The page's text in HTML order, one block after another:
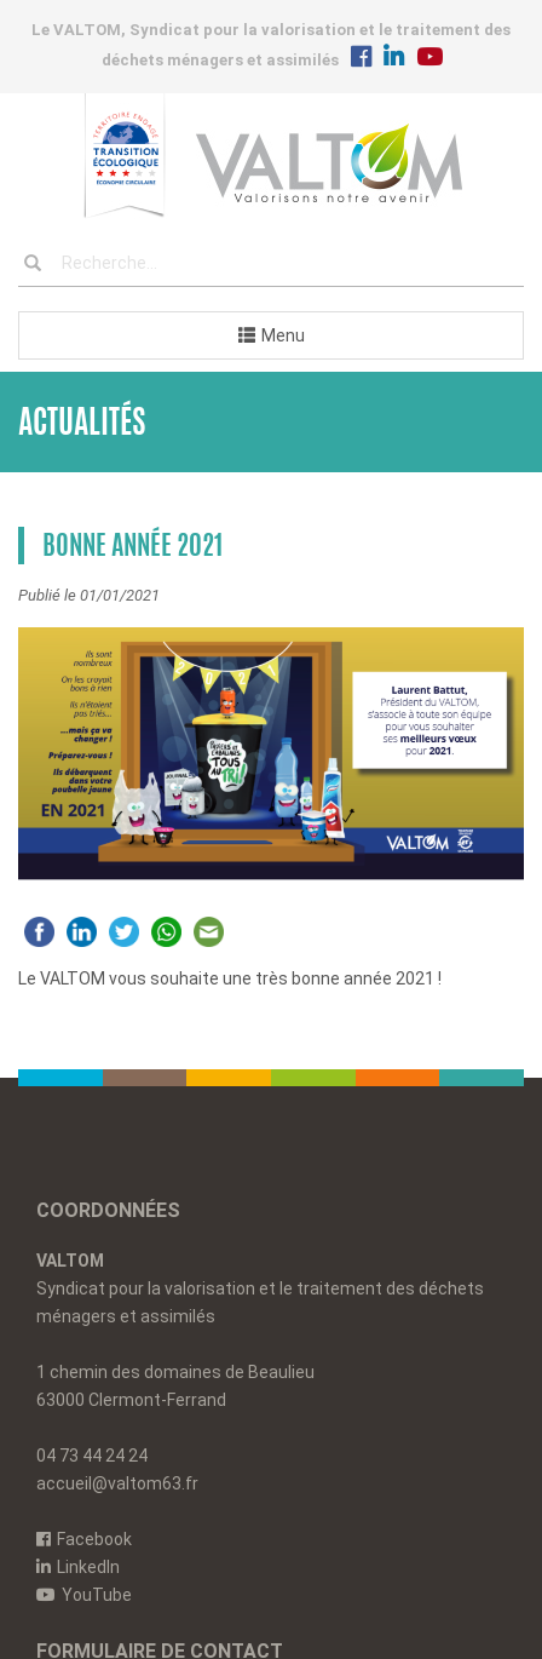
Le VALTOM, Syndicat pour la valorisation et le traitement des
déchets ménagers et assimilés
Menu
ACTUALITÉS
BONNE ANNÉE 2021
Publié le 01/01/2021
Le VALTOM vous souhaite une très bonne année 2021 !
COORDONNÉES
VALTOM
Syndicat pour la valorisation et le traitement des déchets
ménagers et assimilés
1 chemin des domaines de Beaulieu
63000 Clermont-Ferrand
04 73 44 24 24
accueil@valtom63.fr
Facebook
LinkedIn
YouTube
FORMULAIRE DE CONTACT